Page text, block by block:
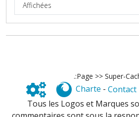
Affichées
.:Page >> Super-
Charte - Contact
Tous les Logos et Marques